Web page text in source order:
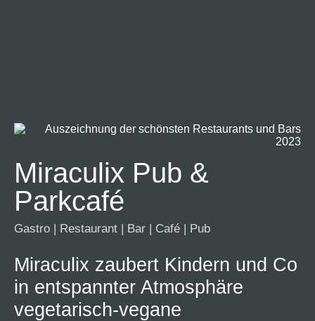
Miraculix Pub &
Parkcafé
Gastro | Restaurant | Bar | Café | Pub
Miraculix zaubert Kindern und Co
in entspannter Atmosphäre
vegetarisch-vegane